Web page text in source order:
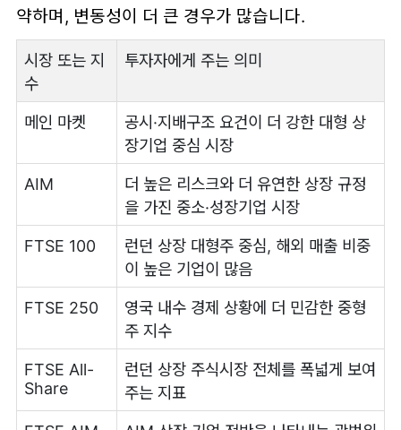
약하며, 변동성이 더 큰 경우가 많습니다.
시장 또는 지
수
투자자에게 주는 의미
메인 마켓
공시·지배구조 요건이 더 강한 대형 상
장기업 중심 시장
AIM
더 높은 리스크와 더 유연한 상장 규정
을 가진 중소·성장기업 시장
FTSE 100
런던 상장 대형주 중심, 해외 매출 비중
이 높은 기업이 많음
FTSE 250
영국 내수 경제 상황에 더 민감한 중형
주 지수
FTSE All-
Share
런던 상장 주식시장 전체를 폭넓게 보여
주는 지표